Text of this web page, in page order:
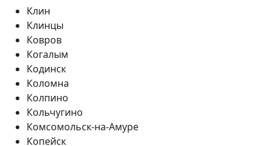
Клин
Клинцы
Ковров
Когалым
Кодинск
Коломна
Колпино
Кольчугино
Комсомольск-на-Амуре
Копейск